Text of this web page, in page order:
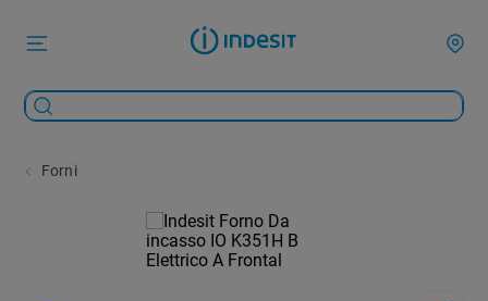
Forni